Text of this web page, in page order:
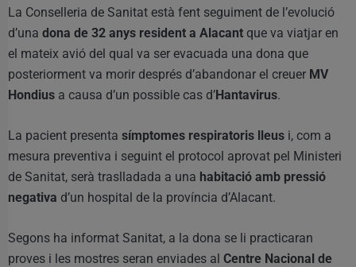
La Conselleria de Sanitat està fent seguiment de l’evolució
d’una dona de 32 anys resident a Alacant que va viatjar en
el mateix avió del qual va ser evacuada una dona que
posteriorment va morir després d’abandonar el creuer MV
Hondius a causa d’un possible cas d’Hantavirus.
La pacient presenta símptomes respiratoris lleus i, com a
mesura preventiva i seguint el protocol aprovat pel Ministeri
de Sanitat, serà traslladada a una habitació amb pressió
negativa d’un hospital de la província d’Alacant.
Segons ha informat Sanitat, a la dona se li practicaran
proves i les mostres seran enviades al Centre Nacional de